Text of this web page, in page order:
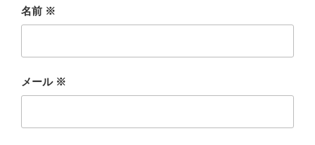
名前 ※
メール ※